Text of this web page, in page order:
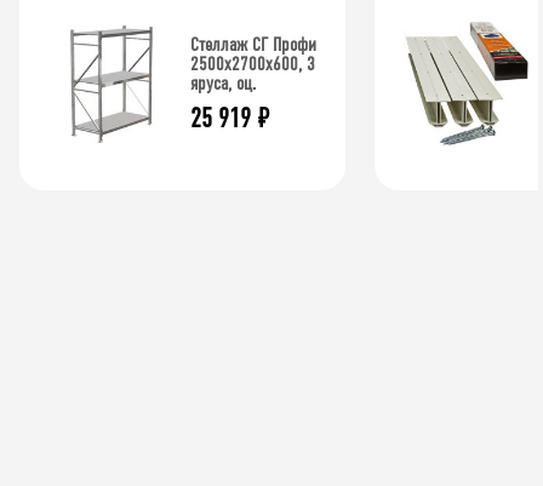
Стеллаж СГ Профи
2500х2700х600, 3
яруса, оц.
25 919 ₽